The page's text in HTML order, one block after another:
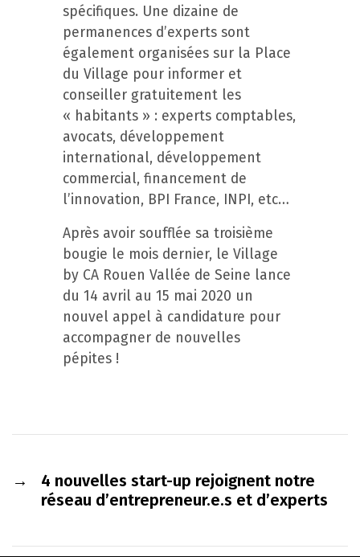
spécifiques. Une dizaine de
permanences d’experts sont
également organisées sur la Place
du Village pour informer et
conseiller gratuitement les
« habitants » : experts comptables,
avocats, développement
international, développement
commercial, financement de
l’innovation, BPI France, INPI, etc…
Après avoir soufflée sa troisième
bougie le mois dernier, le Village
by CA Rouen Vallée de Seine lance
du 14 avril au 15 mai 2020 un
nouvel appel à candidature pour
accompagner de nouvelles
pépites !
→
4 nouvelles start-up rejoignent notre
réseau d’entrepreneur.e.s et d’experts